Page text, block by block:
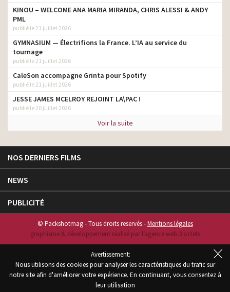
KINOU – WELCOME ANA MARIA MIRANDA, CHRIS ALESSI & ANDY
PML
publié le 21 juillet 2026
GYMNASIUM — Électrifions la France. L’IA au service du
tournage
publié le 21 juillet 2026
CaleSon accompagne Grinta pour Spotify
publié le 21 juillet 2026
JESSE JAMES MCELROY REJOINT LA\PAC !
publié le 20 juillet 2026
Voir la suite
NOS DERNIERS FILMS
NEWS
PUBLICITÉ
© Packshotmag - Tous droits reservés -Mentions légales
graphisme & développement réalisé par l‘agence web 3 octets
Avertissement:
Nous utilisons des cookies pour analyser les caractéristiques du trafic sur
notre site afin d'améliorer votre expérience. En continuant, vous consentez à
leur utilisation